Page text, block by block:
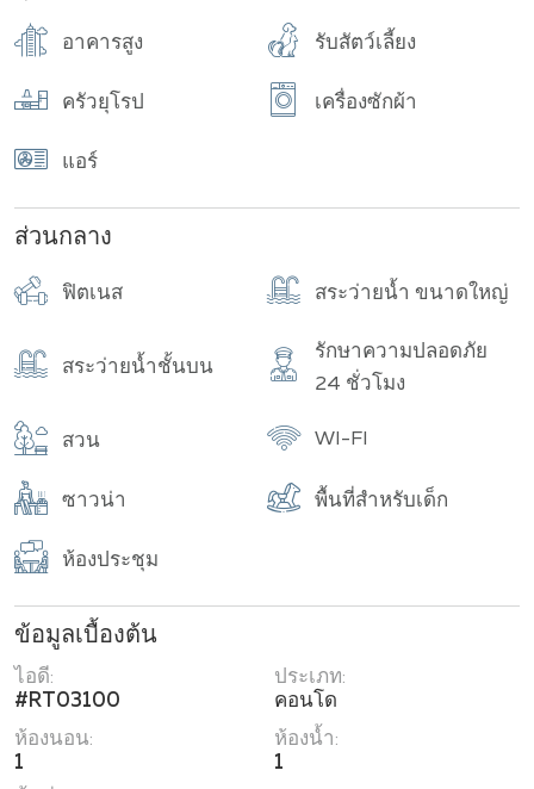
อาคารสูง รับสัตว์เลี้ยง
ครัวยุโรป เครื่องซักผ้า
แอร์
ส่วนกลาง
ฟิตเนส สระว่ายน้ำ ขนาดใหญ่
สระว่ายน้ำชั้นบน
รักษาความปลอดภัย
24 ชั่วโมง
สวน WI-FI
ซาวน่า พื้นที่สำหรับเด็ก
ห้องประชุม
ข้อมูลเบื้องต้น
ไอดี:
#RT03100
ประเภท:
คอนโด
ห้องนอน:
1
ห้องน้ำ:
1